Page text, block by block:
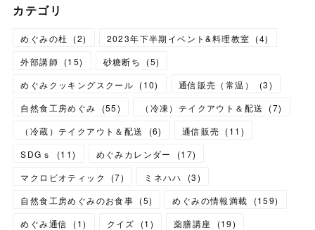
カテゴリ
めぐみの杜 (2) 2023年下半期イベント&料理教室 (4)
外部講師 (15) 砂糖断ち (5)
めぐみクッキングスクール (10) 通信販売（常温） (3)
自然食工房めぐみ
(55) （冷凍）テイクアウト＆配送 (7)
（冷蔵）テイクアウト＆配送
(6) 通信販売 (11 )
SDGｓ
(11) めぐみカレンダー (17)
マクロビオティック
(7) ミネハハ (3)
自然食工房めぐみのお食事 (5) めぐみの情報満載 (159)
めぐみ通信
(1) クイズ (1 ) 薬膳講座 (19)